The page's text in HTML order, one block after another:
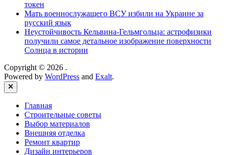
токен
Мать военнослужащего ВСУ избили на Украине за
русский язык
Неустойчивость Кельвина-Гельмгольца: астрофизики
получили самое детальное изображение поверхности
Солнца в истории
Copyright © 2026 .
Powered by WordPress and Exalt.
Close
Главная
Строительные советы
Выбор материалов
Внешняя отделка
Ремонт квартир
Дизайн интерьеров